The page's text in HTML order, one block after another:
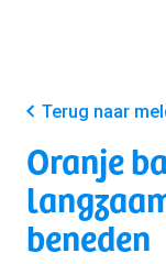
Terug naar
Oranje
beneden